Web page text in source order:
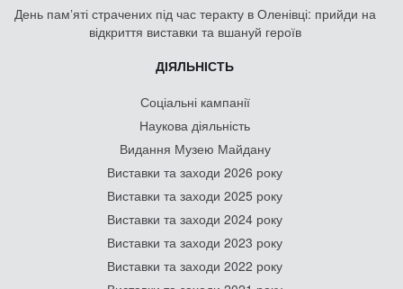
День памʼяті страчених під час теракту в Оленівці: прийди на
відкриття виставки та вшануй героїв
ДІЯЛЬНІСТЬ
Соціальні кампанії
Наукова діяльність
Видання Музею Майдану
Виставки та заходи 2026 року
Виставки та заходи 2025 року
Виставки та заходи 2024 року
Виставки та заходи 2023 року
Виставки та заходи 2022 року